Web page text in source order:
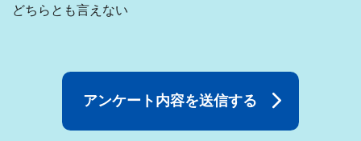
どちらとも言えない